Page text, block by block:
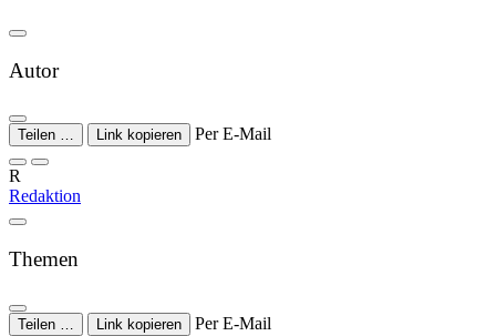
Autor
Teilen … Link kopieren Per E-Mail
R
Redaktion
Themen
Teilen … Link kopieren Per E-Mail